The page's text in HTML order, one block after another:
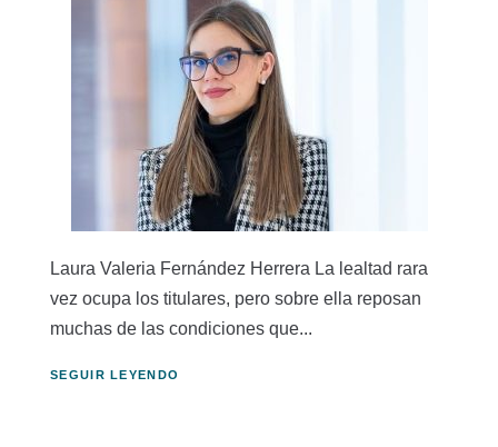
Laura Valeria Fernández Herrera La lealtad rara
vez ocupa los titulares, pero sobre ella reposan
muchas de las condiciones que...
SEGUIR LEYENDO